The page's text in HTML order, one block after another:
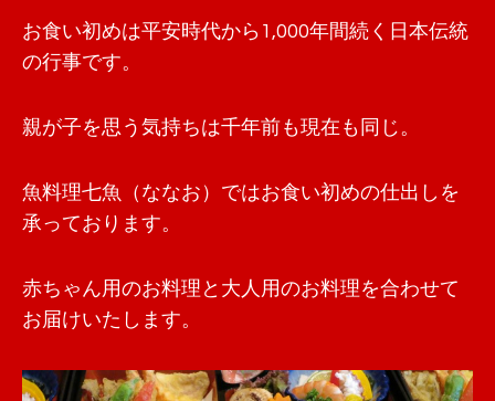
お食い初めは平安時代から1,000年間続く日本伝統
の行事です。
親が子を思う気持ちは千年前も現在も同じ。
魚料理七魚（ななお）ではお食い初めの仕出しを
承っております。
赤ちゃん用のお料理と大人用のお料理を合わせて
お届けいたします。